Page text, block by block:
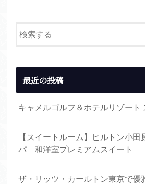
最近の投稿
キャメルゴルフ＆ホテルリゾート
【スイートルーム】ヒルトン小田
パ 和洋室プレミアムスイート
ザ・リッツ・カールトン東京で優